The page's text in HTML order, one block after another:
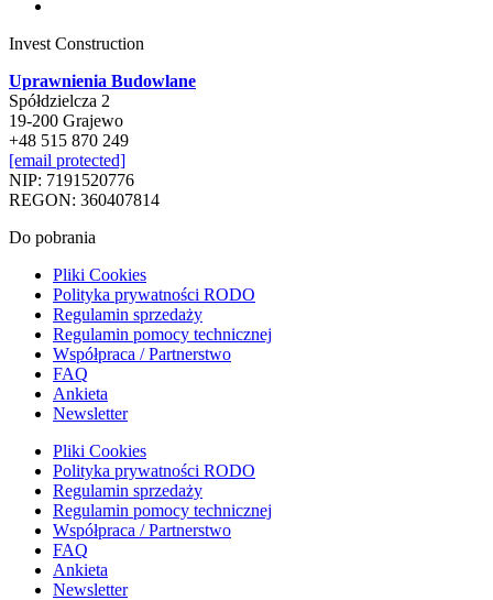
Invest Construction
Uprawnienia Budowlane
Spółdzielcza 2
19-200 Grajewo
+48 515 870 249
[email protected]
NIP: 7191520776
REGON: 360407814
Do pobrania
Pliki Cookies
Polityka prywatności RODO
Regulamin sprzedaży
Regulamin pomocy technicznej
Współpraca / Partnerstwo
FAQ
Ankieta
Newsletter
Pliki Cookies
Polityka prywatności RODO
Regulamin sprzedaży
Regulamin pomocy technicznej
Współpraca / Partnerstwo
FAQ
Ankieta
Newsletter